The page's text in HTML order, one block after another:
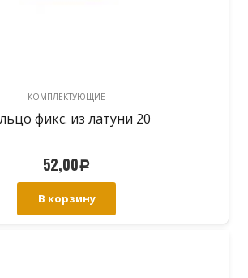
КОМПЛЕКТУЮЩИЕ
фикс. из латуни 20
52,00Р
В корзину